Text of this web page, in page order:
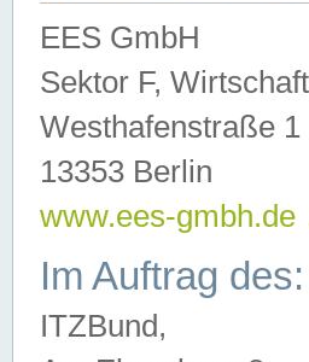
EES GmbH
Sektor F,
Westhafenstraße 1
13353 Berlin
www.ees-gmbh.de
Im Auftrag des:
ITZBund,